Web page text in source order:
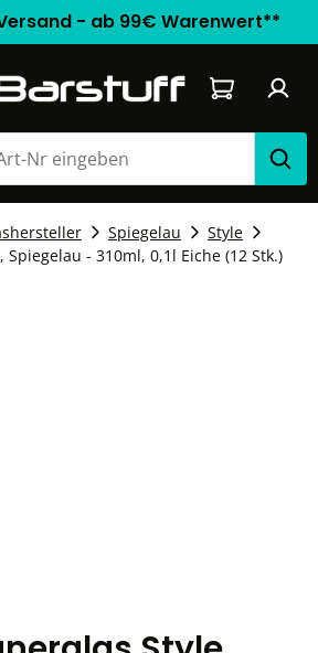
- ab 99€ Warenwert**
Warenkorb
Spiegelau
Style
- 310ml, 0,1l Eiche (12 Stk.)